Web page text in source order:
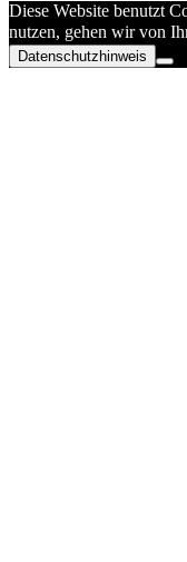
Diese Website benutzt
nutzen, gehen wir von
Datenschutzhinweis